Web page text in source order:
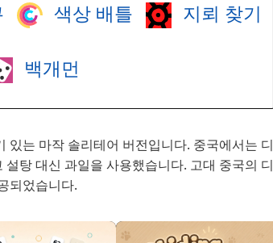
색상 배틀 지뢰 찾기
백개먼
는 마작 솔리테어 버전입니다. 중국에서는 디
탕 대신 과일을 사용했습니다. 고대 중국의 디
되었습니다.